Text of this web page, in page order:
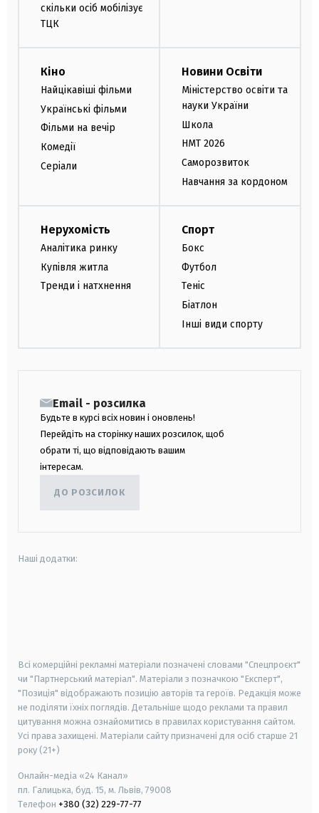
скільки осіб мобілізує
ТЦК
Кіно
Найцікавіші фільми
Українські фільми
Фільми на вечір
Комедії
Серіали
Новини Освіти
Міністерство освіти та
науки України
Школа
НМТ 2026
Саморозвиток
Навчання за кордоном
Нерухомість
Аналітика ринку
Купівля житла
Тренди і натхнення
Спорт
Бокс
Футбол
Теніс
Біатлон
Інші види спорту
Email - розсилка
Будьте в курсі всіх новин і оновлень!
Перейдіть на сторінку наших розсилок, щоб
обрати ті, що відповідають вашим
інтересам.
ДО РОЗСИЛОК
Наші додатки:
Всі комерційні рекламні матеріали позначені словами "Спецпроєкт"
чи "Партнерський матеріал". Матеріали з позначкою "Експерт",
"Позиція" відображають позицію авторів та героїв. Редакція може
не поділяти їхніх поглядів. Детальніше щодо реклами та правил
цитування можна ознайомитись в правилах користування сайтом.
Усі права захищені. Матеріали сайту призначені для осіб старше 21
року (21+)
Онлайн-медіа «24 Канал»
пл. Галицька, буд. 15, м. Львів, 79008
Телефон +380 (32) 229-77-77